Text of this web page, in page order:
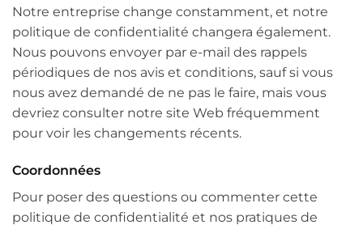
Notre entreprise change constamment, et notre
politique de confidentialité changera également.
Nous pouvons envoyer par e-mail des rappels
périodiques de nos avis et conditions, sauf si vous
nous avez demandé de ne pas le faire, mais vous
devriez consulter notre site Web fréquemment
pour voir les changements récents.
Coordonnées
Pour poser des questions ou commenter cette
politique de confidentialité et nos pratiques de